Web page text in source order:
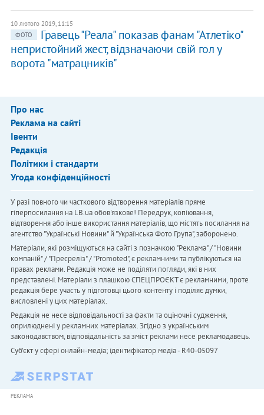
10 лютого 2019, 11:15
ФОТО
Гравець "Реала" показав фанам "Атлетіко"
непристойний жест, відзначаючи свій гол у
ворота "матрацників"
Про нас
Реклама на сайті
Івенти
Редакція
Політики і стандарти
Угода конфіденційності
У разі повного чи часткового відтворення матеріалів пряме
гіперпосилання на LB.ua обов'язкове! Передрук, копіювання,
відтворення або інше використання матеріалів, що містять посилання на
агентство "Українськi Новини" й "Українська Фото Група", заборонено.
Матеріали, які розміщуються на сайті з позначкою "Реклама" / "Новини
компаній" / "Пресреліз" / "Promoted", є рекламними та публікуються на
правах реклами. Редакція може не поділяти погляди, які в них
представлені. Матеріали з плашкою СПЕЦПРОЄКТ є рекламними, проте
редакція бере участь у підготовці цього контенту і поділяє думки,
висловлені у цих матеріалах.
Редакція не несе відповідальності за факти та оціночні судження,
оприлюднені у рекламних матеріалах. Згідно з українським
законодавством, відповідальність за зміст реклами несе рекламодавець.
Cуб'єкт у сфері онлайн-медіа; ідентифікатор медіа - R40-05097
РЕКЛАМА